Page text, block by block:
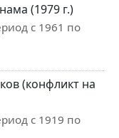
(1979 г.)
с 1961 по
(конфликт на
с 1919 по